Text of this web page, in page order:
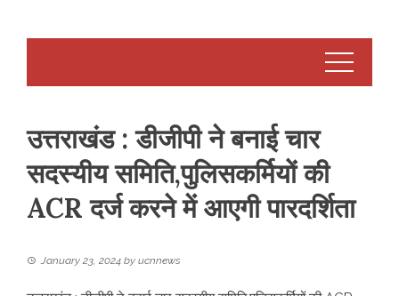
उत्तराखंड : डीजीपी ने बनाई चार
सदस्यीय समिति,पुलिसकर्मियों की
ACR दर्ज करने में आएगी पारदर्शिता
January 23, 2024 by ucnnews